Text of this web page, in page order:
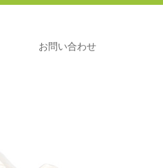
お問い合わせ